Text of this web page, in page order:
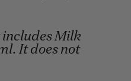
Milk
It does not